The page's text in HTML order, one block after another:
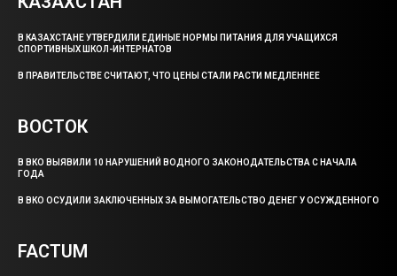
В КАЗАХСТАНЕ УТВЕРДИЛИ ЕДИНЫЕ НОРМЫ ПИТАНИЯ ДЛЯ УЧАЩИХСЯ
СПОРТИВНЫХ ШКОЛ-ИНТЕРНАТОВ
В ПРАВИТЕЛЬСТВЕ СЧИТАЮТ, ЧТО ЦЕНЫ СТАЛИ РАСТИ МЕДЛЕННЕЕ
ВОСТОК
В ВКО ВЫЯВИЛИ 10 НАРУШЕНИЙ ВОДНОГО ЗАКОНОДАТЕЛЬСТВА С НАЧАЛА
ГОДА
В ВКО ОСУДИЛИ ЗАКЛЮЧЕННЫХ ЗА ВЫМОГАТЕЛЬСТВО ДЕНЕГ У ОСУЖДЕННОГО
FACTUM